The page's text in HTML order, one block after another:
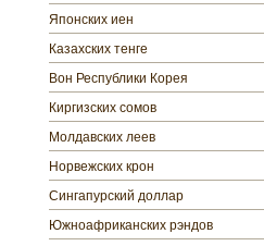
Японских иен
Казахских тенге
Вон Республики Корея
Киргизских сомов
Молдавских леев
Норвежских крон
Сингапурский доллар
Южноафриканских рэндов